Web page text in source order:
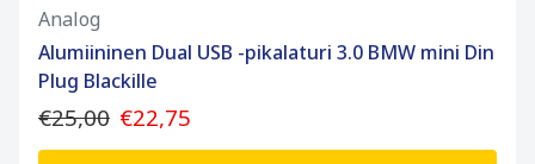
Analog
Alumiininen Dual USB -pikalaturi 3.0 BMW mini Din
Plug Blackille
€25,00 €22,75